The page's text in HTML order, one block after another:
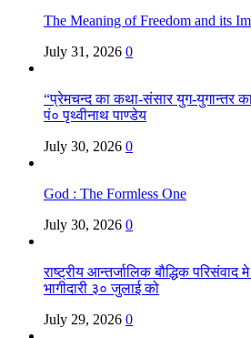
The Meaning of Freedom and its
July 31, 2026 0
“प्रेमचन्द का कथा-संसार युग-युगान्तर
पं० पृथ्वीनाथ पाण्डेय
July 30, 2026 0
God : The Formless One
July 30, 2026 0
राष्ट्रीय आन्तर्जालिक बौद्धिक
भागीदारी ३० जुलाई को
July 29, 2026 0